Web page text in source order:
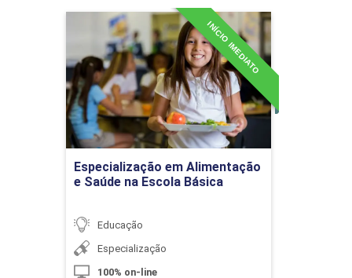
10h
Tópicos Especiais em Finanças
Empresariais
Introdução a Finanças
Especialização em Alimentação
e Saúde na Escola Básica
INÍCIO IMEDIATO
Educação
Especialização
100% on-line
Especialização em
Alimentação e Saúde na
Escola Básica
Detalhes do curso